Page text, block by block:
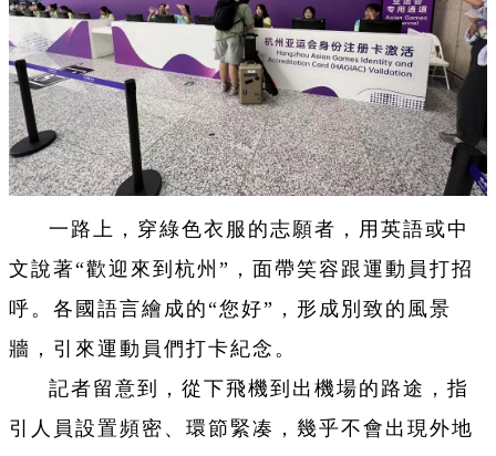
一路上，穿綠色衣服的志願者，用英語或中
文說著“歡迎來到杭州”，面帶笑容跟運動員打招
呼。各國語言繪成的“您好”，形成別致的風景
牆，引來運動員們打卡紀念。
記者留意到，從下飛機到出機場的路途，指
引人員設置頻密、環節緊凑，幾乎不會出現外地